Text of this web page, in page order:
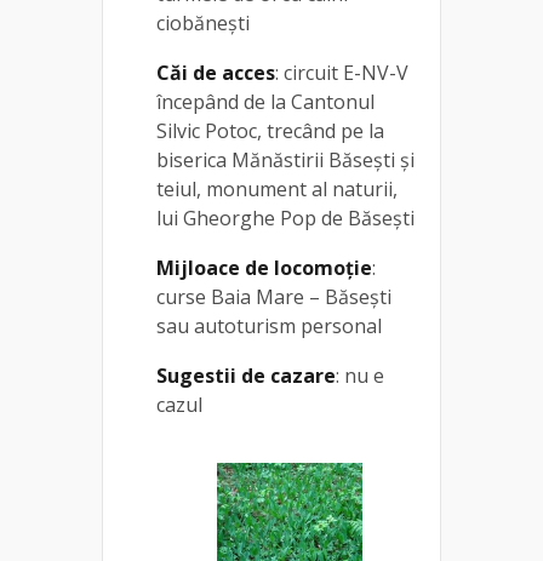
ciobănești
Căi de acces: circuit E-NV-V
începând de la Cantonul
Silvic Potoc, trecând pe la
biserica Mănăstirii Băsești și
teiul, monument al naturii,
lui Gheorghe Pop de Băsești
Mijloace de locomoție:
curse Baia Mare – Băsești
sau autoturism personal
Sugestii de cazare: nu e
cazul